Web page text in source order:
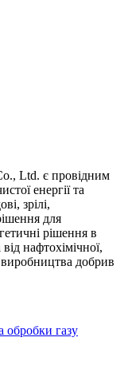
Ltd. є провідним
енергії та
зрілі,
для
рішення в
нафтохімічної,
виробництва добрив
обробки газу